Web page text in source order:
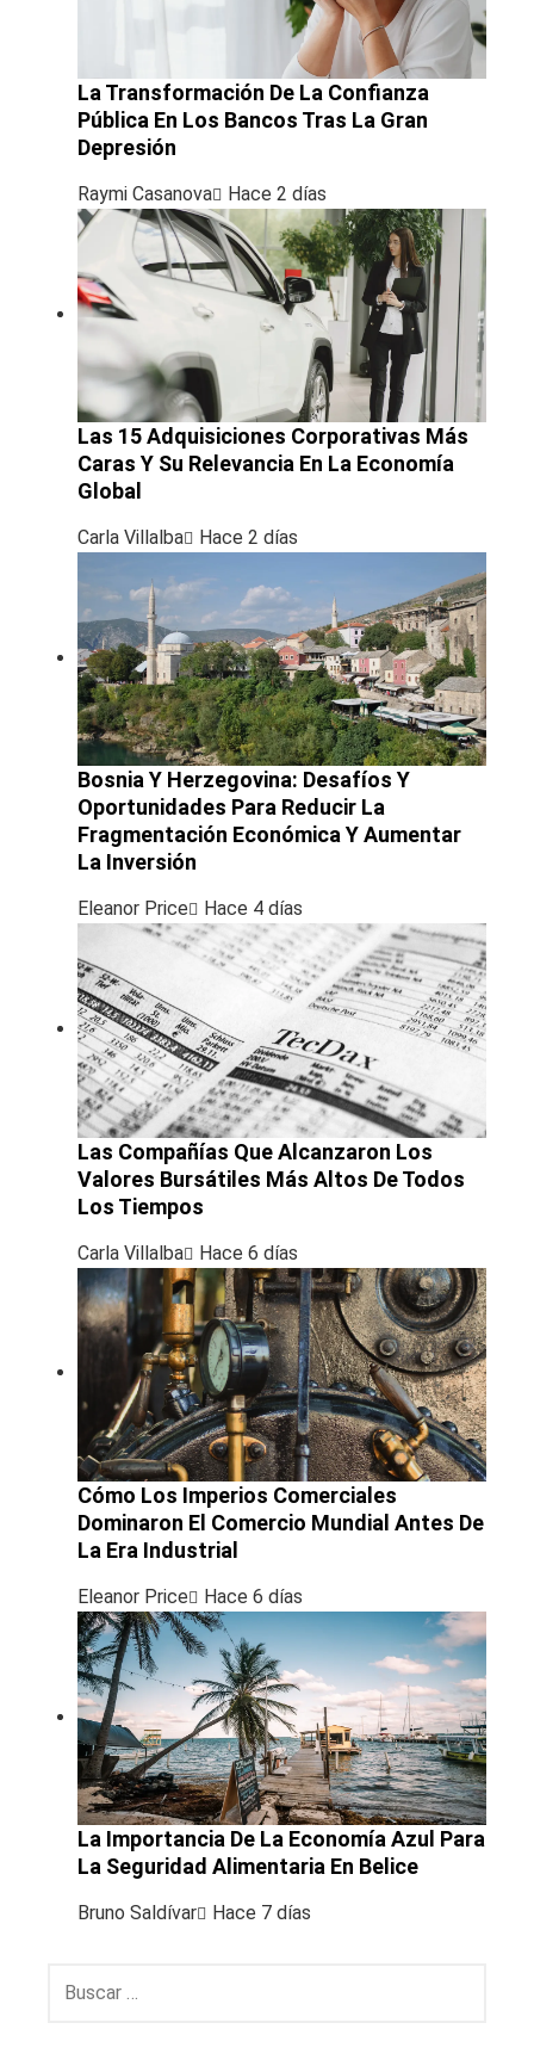
La Transformación De La Confianza
Pública En Los Bancos Tras La Gran
Depresión
Raymi Casanova Hace 2 días
Las 15 Adquisiciones Corporativas Más
Caras Y Su Relevancia En La Economía
Global
Carla Villalba Hace 2 días
Bosnia Y Herzegovina: Desafíos Y
Oportunidades Para Reducir La
Fragmentación Económica Y Aumentar
La Inversión
Eleanor Price Hace 4 días
Las Compañías Que Alcanzaron Los
Valores Bursátiles Más Altos De Todos
Los Tiempos
Carla Villalba Hace 6 días
Cómo Los Imperios Comerciales
Dominaron El Comercio Mundial Antes De
La Era Industrial
Eleanor Price Hace 6 días
La Importancia De La Economía Azul Para
La Seguridad Alimentaria En Belice
Bruno Saldívar Hace 7 días